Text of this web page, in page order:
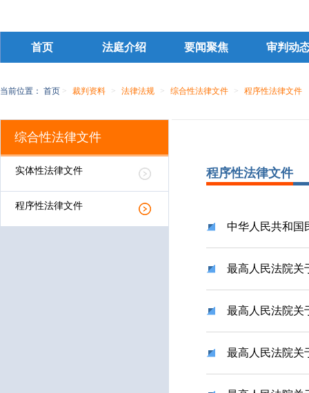
首页 法庭介绍 要闻聚焦 审判动
当前位置： 首页 > 裁判资料 > 法律法规 > 综合性法律文件 > 程序性法律文件
综合性法律文件
实体性法律文件
程序性法律文件
程序性法律文件
中华人民共和国
最高人民法院关
最高人民法院关
最高人民法院关